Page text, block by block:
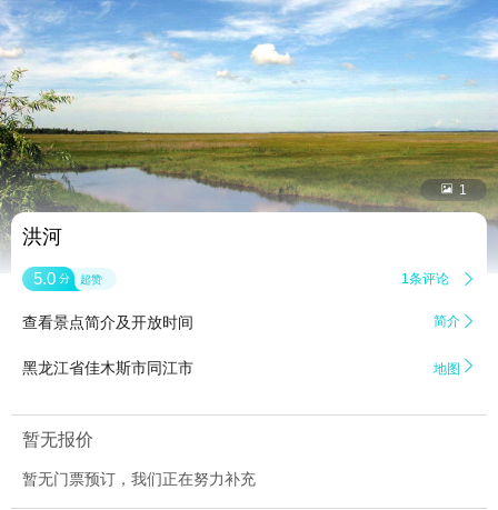
 1
洪河
5.0 分 超赞 1条评论 
查看景点简介及开放时间 简介 
黑龙江省佳木斯市同江市 地图 
暂无报价
暂无门票预订，我们正在努力补充
